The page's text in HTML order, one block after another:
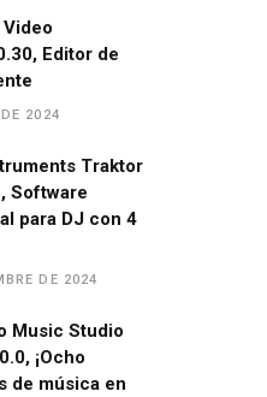
Editor de
2024
Traktor
Software
para DJ con 4
DE 2024
Music Studio
¡Ocho
de música en